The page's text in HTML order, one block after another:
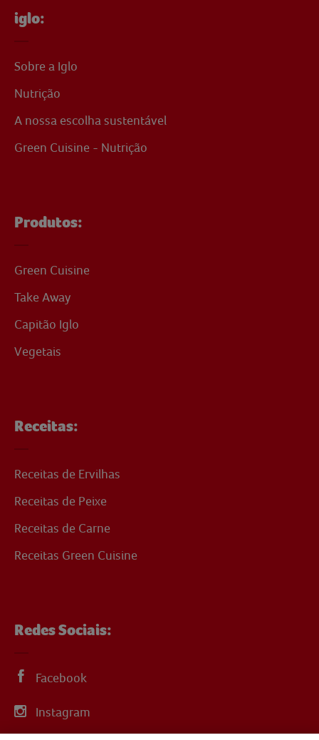
iglo:
Sobre a Iglo
Nutrição
A nossa escolha sustentável
Green Cuisine - Nutrição
Produtos:
Green Cuisine
Take Away
Capitão Iglo
Vegetais
Receitas:
Receitas de Ervilhas
Receitas de Peixe
Receitas de Carne
Receitas Green Cuisine
Redes Sociais:
Facebook
Instagram